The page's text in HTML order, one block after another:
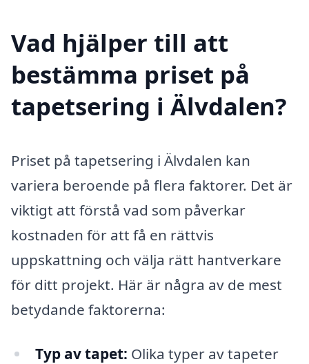
Vad hjälper till att
bestämma priset på
tapetsering i Älvdalen?
Priset på tapetsering i Älvdalen kan
variera beroende på flera faktorer. Det är
viktigt att förstå vad som påverkar
kostnaden för att få en rättvis
uppskattning och välja rätt hantverkare
för ditt projekt. Här är några av de mest
betydande faktorerna:
Typ av tapet: Olika typer av tapeter